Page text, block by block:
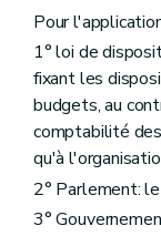
Art.
Art.
Art.
Titre III
Art.
Art.
Art.
Art.
Art.
Pour
1° loi de
fixant les
budgets, au
comptabilité
qu'à
2° Parlement:
3°